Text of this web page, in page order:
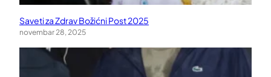
Saveti za Zdrav Božićni Post 2025
novembar 28, 2025